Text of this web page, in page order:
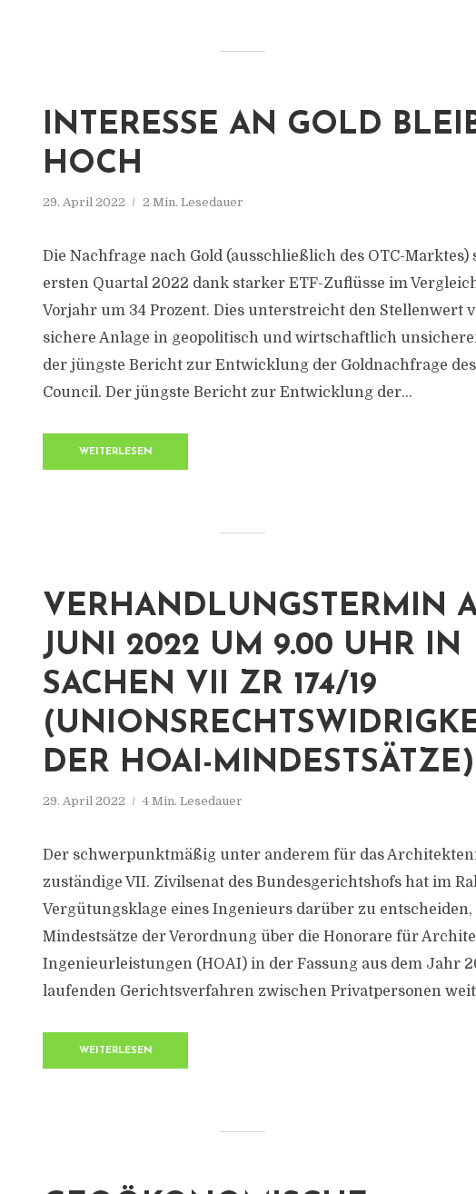
INTERESSE AN GOLD
HOCH
29. April 2022 2 Min. Lesedauer
Die Nachfrage nach Gold (ausschließlich des OTC-Marktes)
ersten Quartal 2022 dank starker ETF-Zuflüsse im
Vorjahr um 34 Prozent. Dies unterstreicht den Stellenwert
sichere Anlage in geopolitisch und wirtschaftlich
der jüngste Bericht zur Entwicklung der Goldnachfrage
Council. Der jüngste Bericht zur Entwicklung der...
WEITERLESEN
VERHANDLUNGSTERMIN
JUNI 2022 UM 9.00 UHR IN
SACHEN VII ZR 174/19
DER HOAI-MINDESTSÄTZE)
29. April 2022 4 Min. Lesedauer
Der schwerpunktmäßig unter anderem für das
zuständige VII. Zivilsenat des Bundesgerichtshofs hat im
Vergütungsklage eines Ingenieurs darüber zu entscheiden,
Mindestsätze der Verordnung über die Honorare für
Ingenieurleistungen (HOAI) in der Fassung aus dem Jahr
laufenden Gerichtsverfahren zwischen Privatpersonen
WEITERLESEN